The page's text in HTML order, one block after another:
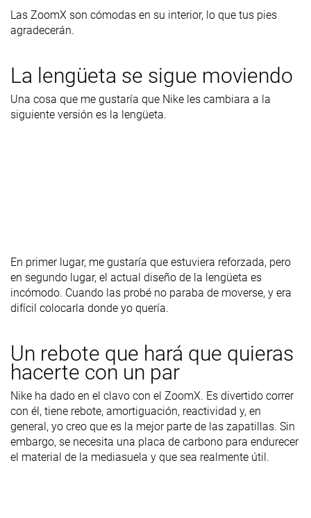
Las ZoomX son cómodas en su interior, lo que tus pies
agradecerán.
La lengüeta se sigue moviendo
Una cosa que me gustaría que Nike les cambiara a la
siguiente versión es la lengüeta.
En primer lugar, me gustaría que estuviera reforzada, pero
en segundo lugar, el actual diseño de la lengüeta es
incómodo. Cuando las probé no paraba de moverse, y era
difícil colocarla donde yo quería.
Un rebote que hará que quieras
hacerte con un par
Nike ha dado en el clavo con el ZoomX. Es divertido correr
con él, tiene rebote, amortiguación, reactividad y, en
general, yo creo que es la mejor parte de las zapatillas. Sin
embargo, se necesita una placa de carbono para endurecer
el material de la mediasuela y que sea realmente útil.